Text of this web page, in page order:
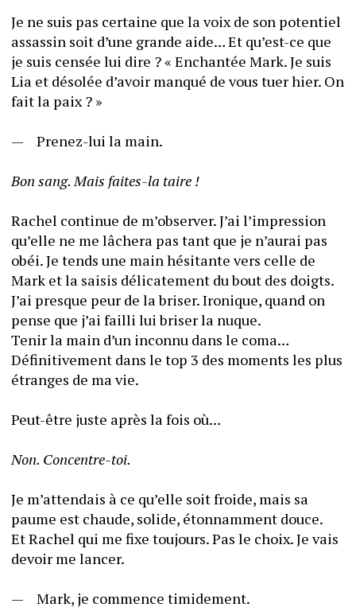
Je ne suis pas certaine que la voix de son potentiel
assassin soit d’une grande aide… Et qu’est-ce que
je suis censée lui dire ? « Enchantée Mark. Je suis
Lia et désolée d’avoir manqué de vous tuer hier. On
fait la paix ? »
—	Prenez-lui la main.
Bon sang. Mais faites-la taire !
Rachel continue de m’observer. J’ai l’impression
qu’elle ne me lâchera pas tant que je n’aurai pas
obéi. Je tends une main hésitante vers celle de
Mark et la saisis délicatement du bout des doigts.
J’ai presque peur de la briser. Ironique, quand on
pense que j’ai failli lui briser la nuque.
Tenir la main d’un inconnu dans le coma…
Définitivement dans le top 3 des moments les plus
Non. Concentre-toi.
Je m’attendais à ce qu’elle soit froide, mais sa
Et Rachel qui me fixe toujours. Pas le choix. Je vais
—	Mark, je commence timidement.